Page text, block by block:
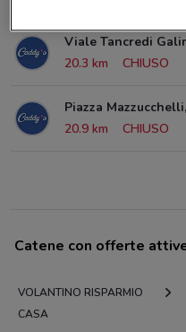
Viale Tancredi
20.3 km
CHIUSO
Piazza
20.9 km
CHIUSO
Catene con offerte
VOLANTINO RISPARMIO
CASA